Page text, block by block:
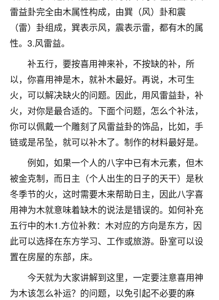
雷益卦完全由木属性构成，由巽（风）卦和震
（雷）卦组成，巽表示风，震表示雷，都有木的属
性。3.风雷益。
补五行，要按喜用神来补，不按缺的补，所
以，你喜用神是木，就补木最好。再说，木可生
火，可以解决缺火的问题。因此，用风雷益卦，补
火，对你是最合适的。下面个问题，怎么个补法，
你可以佩戴一个雕刻了风雷益卦的饰品，比如，手
链或是吊坠，就可以补木了。制作的材料最好是。
例如，如果一个人的八字中已有木元素，但木
被金克制，而日主（个人出生的日子的天干）是秋
冬季节的火，这时需要木来帮助日主，因此八字喜
用神为木就意味着缺木的说法是错误的。如何补充
五行中的木1.方位补救：木对应的方向是东方，因
此可以选择在东方学习、工作或旅游。卧室可以设
置在房屋的东部，床。
今天就为大家讲解到这里，一定要注意喜用神
为木该怎么补运？的问题，以免引起不必要的麻
金白水清
我也想找老师看看，有没有人给个联系方式的啊？
鹿森：慧来老师微信：gjsy0624
1天前 来自江西 12
青春168
我也想要，我也想要！
2天前 来自山西 15
老师做不做超度法事？我想给我奶奶做超度，她今年
刚去世了。
七零老顽童：我母亲前年离世，刚开始我经常
做梦梦见她，后来也是朋友介绍，找到慧来老
师，安排了超度法事，做梦再也没有梦到过
了，一开始是半信半疑的，图个心安，给亡母
超度，现在看来，人不信也不行。
优秀的张同学